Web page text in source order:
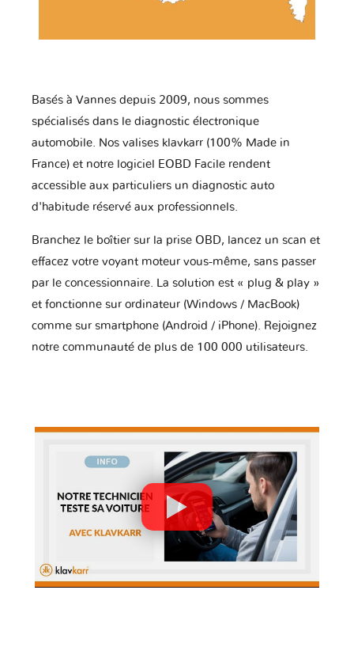
Basés à Vannes depuis 2009, nous sommes
spécialisés dans le diagnostic électronique
automobile. Nos valises klavkarr (100% Made in
France) et notre logiciel EOBD Facile rendent
accessible aux particuliers un diagnostic auto
d'habitude réservé aux professionnels.
Branchez le boîtier sur la prise OBD, lancez un scan et
effacez votre voyant moteur vous-même, sans passer
par le concessionnaire. La solution est « plug & play »
et fonctionne sur ordinateur (Windows / MacBook)
comme sur smartphone (Android / iPhone). Rejoignez
notre communauté de plus de 100 000 utilisateurs.